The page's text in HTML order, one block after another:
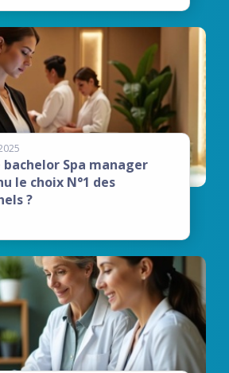
bachelor Spa manager
le choix N°1 des
?